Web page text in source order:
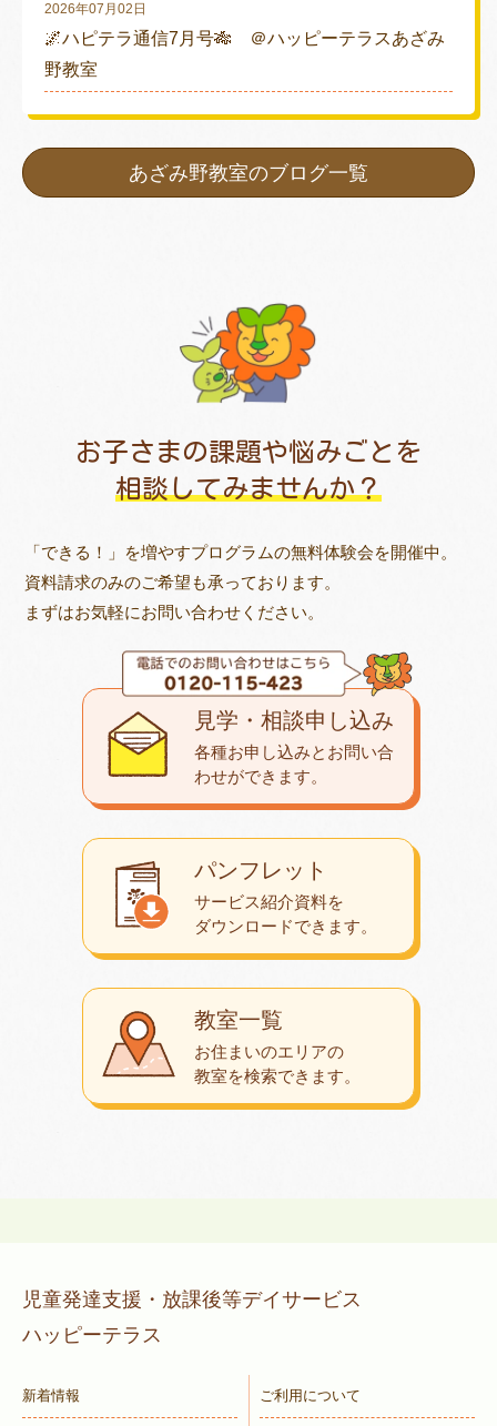
2026年07月02日
🌌ハピテラ通信7月号🎋 ＠ハッピーテラスあざみ
野教室
あざみ野教室のブログ一覧
お子さまの課題や悩みごとを
相談してみませんか？
「できる！」を増やすプログラムの無料体験会を開催中。
資料請求のみのご希望も承っております。
まずはお気軽にお問い合わせください。
教室一覧
お住まいのエリアの
教室を検索できます。
パンフレット
サービス紹介資料を
ダウンロードできます。
見学・相談申し込み
各種お申し込みとお問い合
わせができます。
児童発達支援・放課後等デイサービス
ハッピーテラス
新着情報 ご利用について